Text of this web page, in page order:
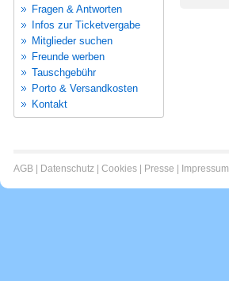
Fragen & Antworten
Infos zur Ticketvergabe
Mitglieder suchen
Freunde werben
Tauschgebühr
Porto & Versandkosten
Kontakt
AGB Datenschutz Cookies Presse Impressum